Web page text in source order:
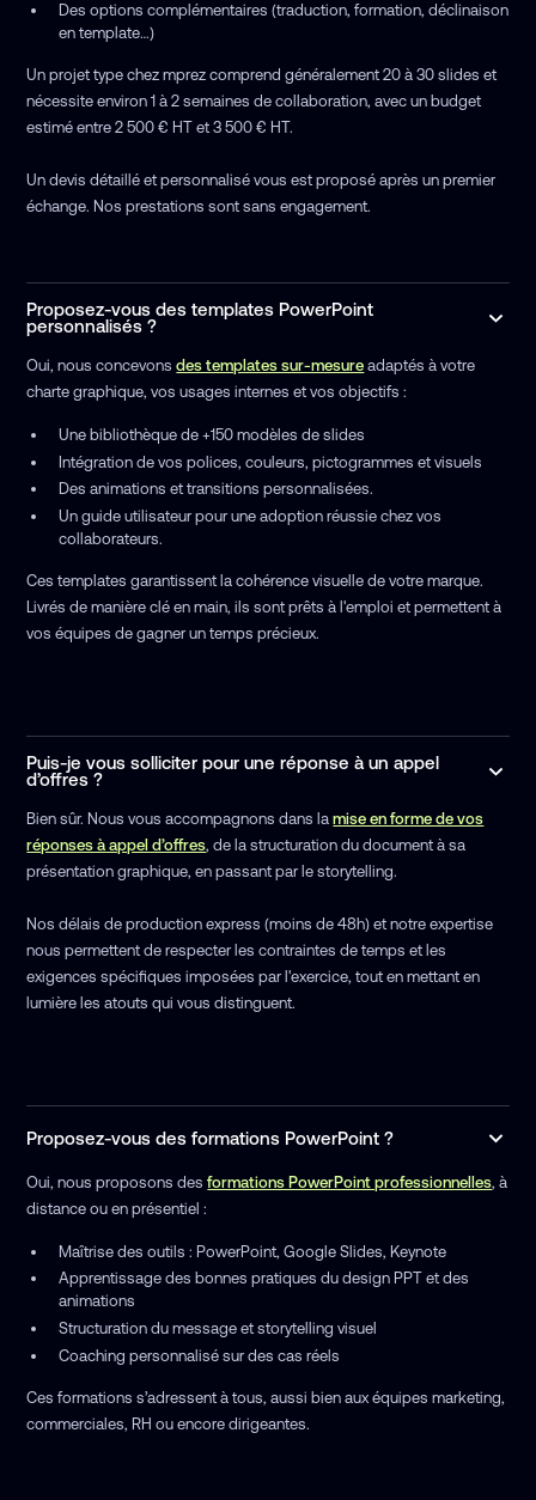
Des options complémentaires (traduction, formation, déclinaison
en template…)
Un projet type chez mprez comprend généralement 20 à 30 slides et
nécessite environ 1 à 2 semaines de collaboration, avec un budget
estimé entre 2 500 € HT et 3 500 € HT.
Un devis détaillé et personnalisé vous est proposé après un premier
échange. Nos prestations sont sans engagement.
Proposez-vous des templates PowerPoint
personnalisés ?
Oui, nous concevonsdes templates sur-mesure adaptés à votre
charte graphique, vos usages internes et vos objectifs :
Une bibliothèque de +150 modèles de slides
Intégration de vos polices, couleurs, pictogrammes et visuels
Des animations et transitions personnalisées.
Un guide utilisateur pour une adoption réussie chez vos
collaborateurs.
Ces templates garantissent la cohérence visuelle de votre marque.
Livrés de manière clé en main, ils sont prêts à l'emploi et permettent à
vos équipes de gagner un temps précieux.
Puis-je vous solliciter pour une réponse à un appel
d’offres ?
Bien sûr. Nous vous accompagnons dans lamise en forme de vos
réponses à appel d’offres, de la structuration du document à sa
présentation graphique, en passant par le storytelling.
Nos délais de production express (moins de 48h) et notre expertise
nous permettent de respecter les contraintes de temps et les
exigences spécifiques imposées par l'exercice, tout en mettant en
lumière les atouts qui vous distinguent.
Proposez-vous des formations PowerPoint ?
Oui, nous proposons desformations PowerPoint professionnelles, à
distance ou en présentiel :
Maîtrise des outils : PowerPoint, Google Slides, Keynote
Apprentissage des bonnes pratiques du design PPT et des
animations
Structuration du message et storytelling visuel
Coaching personnalisé sur des cas réels
Ces formations s’adressent à tous, aussi bien aux équipes marketing,
commerciales, RH ou encore dirigeantes.